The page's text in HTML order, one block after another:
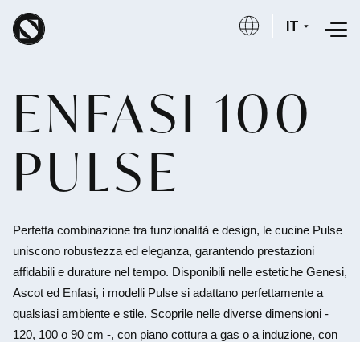
Salta al contenuto principale
IT
ENFASI 100
PULSE
Perfetta combinazione tra funzionalità e design, le cucine Pulse
uniscono robustezza ed eleganza, garantendo prestazioni
affidabili e durature nel tempo. Disponibili nelle estetiche Genesi,
Ascot ed Enfasi, i modelli Pulse si adattano perfettamente a
qualsiasi ambiente e stile. Scoprile nelle diverse dimensioni -
120, 100 o 90 cm -, con piano cottura a gas o a induzione, con